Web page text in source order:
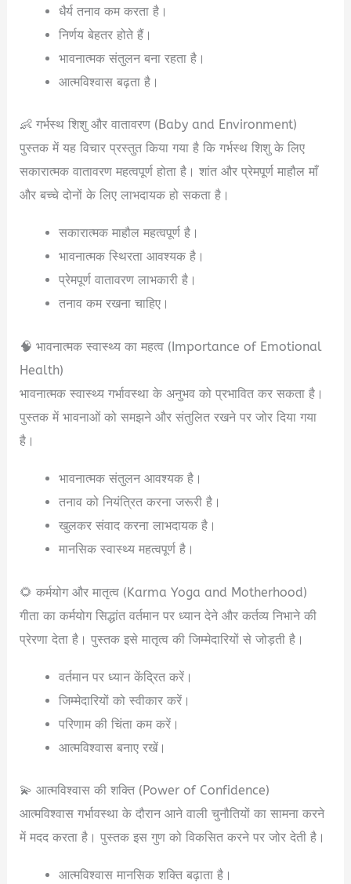
धैर्य तनाव कम करता है।
निर्णय बेहतर होते हैं।
भावनात्मक संतुलन बना रहता है।
आत्मविश्वास बढ़ता है।
👶 गर्भस्थ शिशु और वातावरण (Baby and Environment)
पुस्तक में यह विचार प्रस्तुत किया गया है कि गर्भस्थ शिशु के लिए
सकारात्मक वातावरण महत्वपूर्ण होता है। शांत और प्रेमपूर्ण माहौल माँ
और बच्चे दोनों के लिए लाभदायक हो सकता है।
सकारात्मक माहौल महत्वपूर्ण है।
भावनात्मक स्थिरता आवश्यक है।
प्रेमपूर्ण वातावरण लाभकारी है।
तनाव कम रखना चाहिए।
🧠 भावनात्मक स्वास्थ्य का महत्व (Importance of Emotional
Health)
भावनात्मक स्वास्थ्य गर्भावस्था के अनुभव को प्रभावित कर सकता है।
पुस्तक में भावनाओं को समझने और संतुलित रखने पर जोर दिया गया
है।
भावनात्मक संतुलन आवश्यक है।
तनाव को नियंत्रित करना जरूरी है।
खुलकर संवाद करना लाभदायक है।
मानसिक स्वास्थ्य महत्वपूर्ण है।
🌻 कर्मयोग और मातृत्व (Karma Yoga and Motherhood)
गीता का कर्मयोग सिद्धांत वर्तमान पर ध्यान देने और कर्तव्य निभाने की
प्रेरणा देता है। पुस्तक इसे मातृत्व की जिम्मेदारियों से जोड़ती है।
वर्तमान पर ध्यान केंद्रित करें।
जिम्मेदारियों को स्वीकार करें।
परिणाम की चिंता कम करें।
आत्मविश्वास बनाए रखें।
💫 आत्मविश्वास की शक्ति (Power of Confidence)
आत्मविश्वास गर्भावस्था के दौरान आने वाली चुनौतियों का सामना करने
में मदद करता है। पुस्तक इस गुण को विकसित करने पर जोर देती है।
आत्मविश्वास मानसिक शक्ति बढ़ाता है।